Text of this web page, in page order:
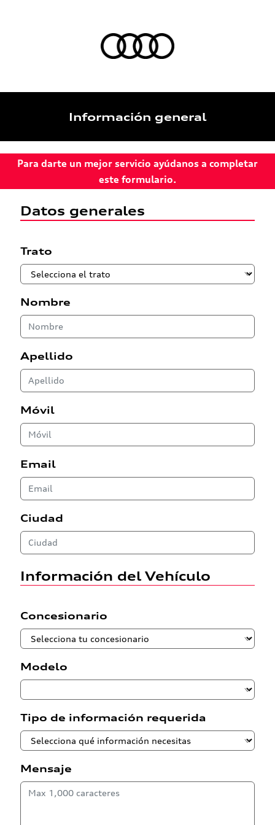
Información general
Para darte un mejor servicio ayúdanos a completar
este formulario.
Datos generales
Trato
Nombre
Apellido
Móvil
Email
Ciudad
Información del Vehículo
Concesionario
Modelo
Tipo de información requerida
Mensaje